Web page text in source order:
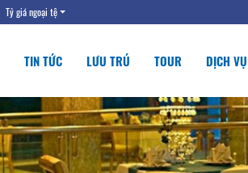
Tỷ giá ngoại tệ
TIN TỨC LƯU TRÚ TOUR DỊCH VỤ